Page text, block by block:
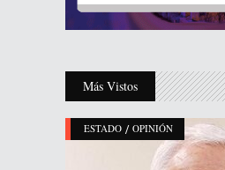
Más Vistos
ESTADO / OPINIÓN